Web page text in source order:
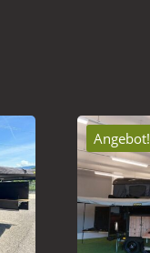
Angebot!